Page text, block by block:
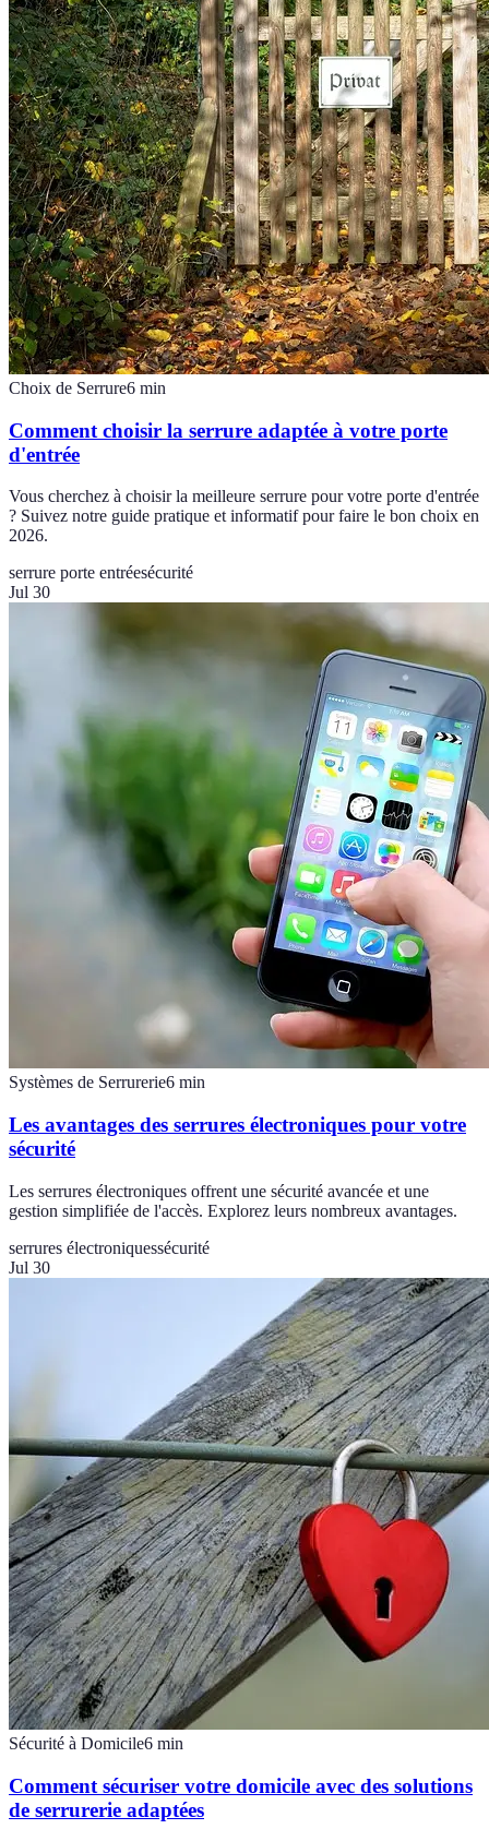
Choix de Serrure6 min
Comment choisir la serrure adaptée à votre porte
d'entrée
Vous cherchez à choisir la meilleure serrure pour votre porte d'entrée
? Suivez notre guide pratique et informatif pour faire le bon choix en
2026.
serrure porte entréesécurité
Jul 30
Systèmes de Serrurerie6 min
Les avantages des serrures électroniques pour votre
sécurité
Les serrures électroniques offrent une sécurité avancée et une
gestion simplifiée de l'accès. Explorez leurs nombreux avantages.
serrures électroniquessécurité
Jul 30
Sécurité à Domicile6 min
Comment sécuriser votre domicile avec des solutions
de serrurerie adaptées